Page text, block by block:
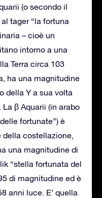
(o secondo il
tager “la fortuna
– cioè un
intorno a una
Terra circa 103
ha una magnitudine
della Y a sua volta
β Aquarii (in arabo
fortunate”) è
della costellazione,
una magnitudine di
“stella fortunata del
di magnitudine ed è
anni luce. E’ quella